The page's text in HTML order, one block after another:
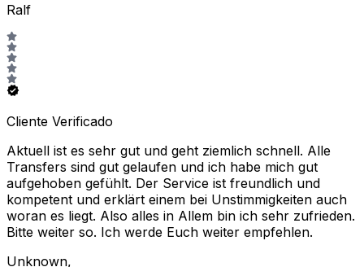
Ralf
Cliente Verificado
Aktuell ist es sehr gut und geht ziemlich schnell. Alle
Transfers sind gut gelaufen und ich habe mich gut
aufgehoben gefühlt. Der Service ist freundlich und
kompetent und erklärt einem bei Unstimmigkeiten auch
woran es liegt. Also alles in Allem bin ich sehr zufrieden.
Bitte weiter so. Ich werde Euch weiter empfehlen.
Unknown,